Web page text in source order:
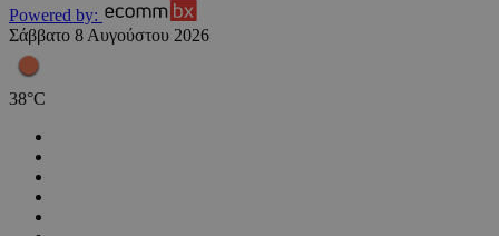
Powered by:
Σάββατο 8 Αυγούστου 2026
38°C